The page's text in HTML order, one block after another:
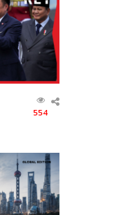
554